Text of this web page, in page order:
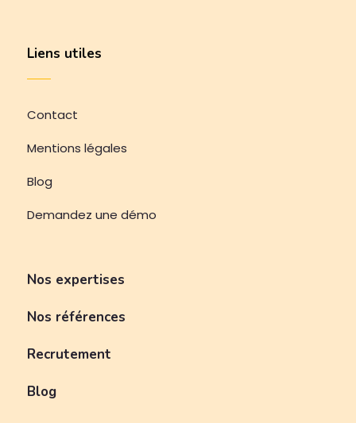
Liens utiles
Contact
Mentions légales
Blog
Demandez une démo
Nos expertises
Nos références
Recrutement
Blog